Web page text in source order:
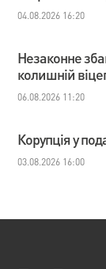
04.08.2026 16:20
Незаконне
колишній
06.08.2026 11:20
Корупція у
03.08.2026 16:00